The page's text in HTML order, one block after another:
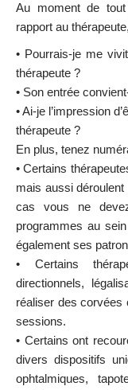
Au moment de
rapport au
• Pourrais-je me
thérapeute ?
• Son entrée
• Ai-je l’impression
thérapeute ?
En plus, tenez
• Certains
mais aussi
cas vous ne
programmes au
également ses patron
• Certains
directionnels,
réaliser des corvées
sessions.
• Certains ont
divers dispositifs
ophtalmiques,